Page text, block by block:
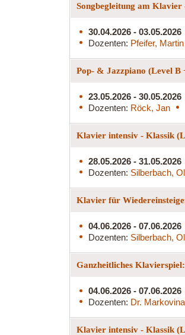
Songbegleitung am
30.04.2026 - 03.05.2026
Dozenten: Pfeifer, Martin
Pop- & Jazzpiano (Level B
23.05.2026 - 30.05.2026
Dozenten: Röck, Jan
Klavier intensiv - Klassik
28.05.2026 - 31.05.2026
Dozenten: Silberbach,
Klavier für
04.06.2026 - 07.06.2026
Dozenten: Silberbach,
Ganzheitliches
04.06.2026 - 07.06.2026
Dozenten: Dr.
Klavier intensiv - Klassik